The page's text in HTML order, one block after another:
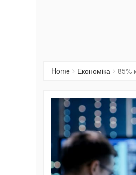
Home Економіка 85%